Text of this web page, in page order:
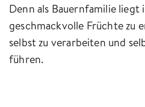
Denn als Bauernfamilie liegt
geschmackvolle Früchte zu
selbst zu verarbeiten und
führen.